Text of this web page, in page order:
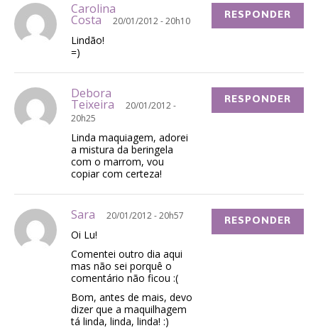
Carolina
Costa 20/01/2012 - 20h10
Lindão!
=)
RESPONDER
Debora
Teixeira
20/01/2012 -
20h25
Linda maquiagem, adorei
a mistura da beringela
com o marrom, vou
copiar com certeza!
RESPONDER
Sara 20/01/2012 - 20h57
Oi Lu!
Comentei outro dia aqui
mas não sei porquê o
comentário não ficou :(
Bom, antes de mais, devo
dizer que a maquilhagem
tá linda, linda, linda! :)
RESPONDER